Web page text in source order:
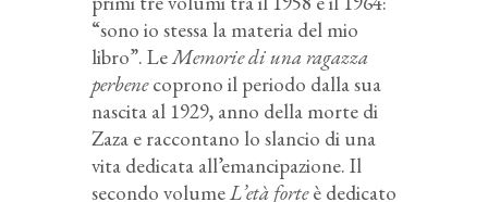
“sono io stessa la materia del mio
libro”. LeMemorie di una ragazza
perbenecoprono il periodo dalla sua
nascita al 1929, anno della morte di
Zaza e raccontano lo slancio di una
vita dedicata all’emancipazione. Il
secondo volumeL’età forteè dedicato